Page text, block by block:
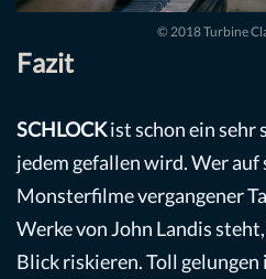
© 2018 Turbine
Fazit
SCHLOCKist schon ein sehr
jedem gefallen wird. Wer
Monsterfilme vergangener
Werke von John Landis
Blick riskieren. Toll